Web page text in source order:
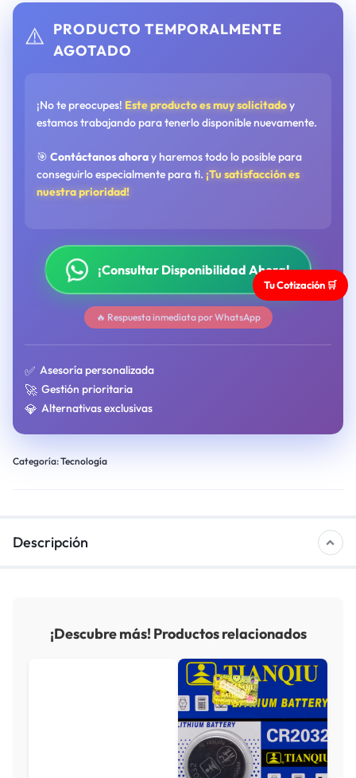
⚠️ PRODUCTO TEMPORALMENTE
AGOTADO
¡No te preocupes! Este producto es muy solicitadoy
estamos trabajando para tenerlo disponible nuevamente.
🎯 Contáctanos ahoray haremos todo lo posible para
conseguirlo especialmente para ti. ¡Tu satisfacción es
nuestra prioridad!
¡Consultar Disponibilidad Ahora!
🔥 Respuesta inmediata por WhatsApp
✅ Asesoría personalizada
🚀 Gestión prioritaria
💎 Alternativas exclusivas
Categoría:Tecnología
Descripción
¡Descubre más! Productos relacionados
Tu Cotización 🛒